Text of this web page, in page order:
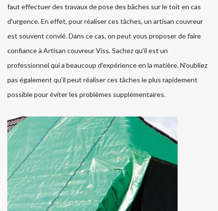
faut effectuer des travaux de pose des bâches sur le toit en cas
d'urgence. En effet, pour réaliser ces tâches, un artisan couvreur
est souvent convié. Dans ce cas, on peut vous proposer de faire
confiance à Artisan couvreur Viss. Sachez qu'il est un
professionnel qui a beaucoup d'expérience en la matière. N'oubliez
pas également qu'il peut réaliser ces tâches le plus rapidement
possible pour éviter les problèmes supplémentaires.